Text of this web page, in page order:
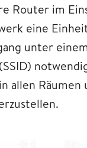
Router im
eine
unter
allen Räumen